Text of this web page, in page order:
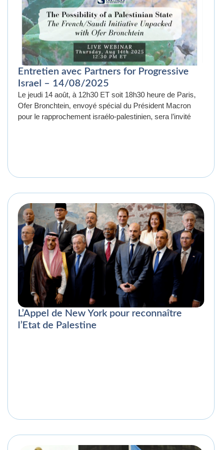
Entretien avec Partners for Progressive
Israel – 14/08/2025
Le jeudi 14 août, à 12h30 ET soit 18h30 heure de Paris,
Ofer Bronchtein, envoyé spécial du Président Macron
pour le rapprochement israélo-palestinien, sera l’invité
L’Appel de New York pour reconnaître
l’Etat de Palestine